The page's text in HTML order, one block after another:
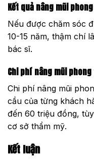
Kết quả nâng mũi
Nếu được chăm sóc
10-15 năm, thậm chí
bác sĩ.
Chi phí nâng mũi
Chi phí nâng mũi
cầu của từng khách
đến 60 triệu đồng,
cơ sở thẩm mỹ.
Kết luận